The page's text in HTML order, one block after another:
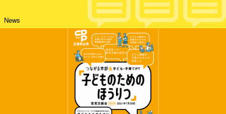
News